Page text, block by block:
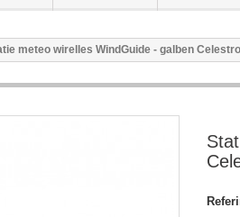
meteo wirelles WindGuide - galben